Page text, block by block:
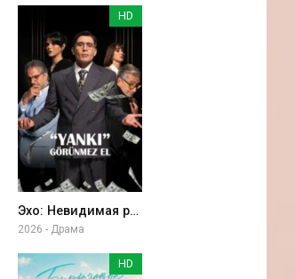
HD
Эхо: Невидимая рука
2026 - Драма
HD